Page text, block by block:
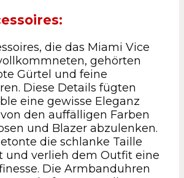
die das Miami Vice
gehörten
Gürtel und feine
Diese Details fügten
eine gewisse Eleganz
den auffälligen Farben
und Blazer abzulenken.
die schlanke Taille
und verlieh dem Outfit eine
Die Armbanduhren